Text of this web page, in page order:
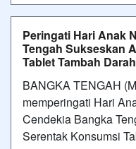
Peringati Hari Anak
Tengah Sukseskan
Tablet Tambah Darah
BANGKA TENGAH
memperingati Hari
Cendekia Bangka
Serentak Konsumsi